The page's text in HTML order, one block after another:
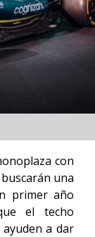
con
buscarán una
primer año
el techo
a dar